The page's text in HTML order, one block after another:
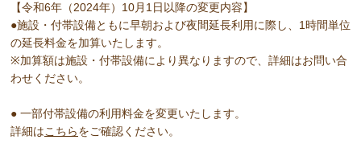
【令和6年（2024年）10月1日以降の変更内容】
●施設・付帯設備ともに早朝および夜間延長利用に際し、1時間単位
の延長料金を加算いたします。
※加算額は施設・付帯設備により異なりますので、詳細はお問い合
わせください。
● 一部付帯設備の利用料金を変更いたします。
詳細はこちらをご確認ください。